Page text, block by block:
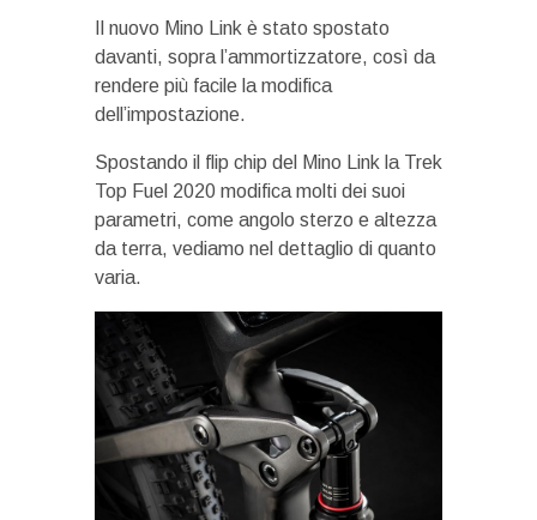
Il nuovo Mino Link è stato spostato
davanti, sopra l’ammortizzatore, così da
rendere più facile la modifica
dell’impostazione.
Spostando il flip chip del Mino Link la Trek
Top Fuel 2020 modifica molti dei suoi
parametri, come angolo sterzo e altezza
da terra, vediamo nel dettaglio di quanto
varia.